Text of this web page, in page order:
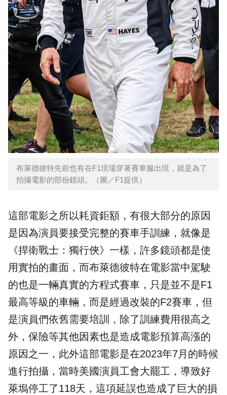
布萊德彼特先前也有在F1現場穿著賽車服出現，就是為了
拍攝電影的部份鏡頭。（圖／F1提供）
這部電影之所以耗資鉅額，有很大部分的原因
是因為演員要接受完整的賽車手訓練，就像是
《捍衛戰士：獨行俠》一樣，許多鏡頭都是使
用實拍的畫面，而布萊德彼特在電影當中駕駛
的也是一輛真實的方程式賽車，只是並不是F1
最高等級的車輛，而是經過改裝的F2賽車，但
是演員們依舊需要培訓，除了訓練費用很高之
外，保險等其他因素也是造成電影預算高漲的
原因之一，此外這部電影是在2023年7月的時候
進行拍攝，當時美國演員工會大罷工，導致好
萊塢停工了118天，這項延誤也造成了巨大的損